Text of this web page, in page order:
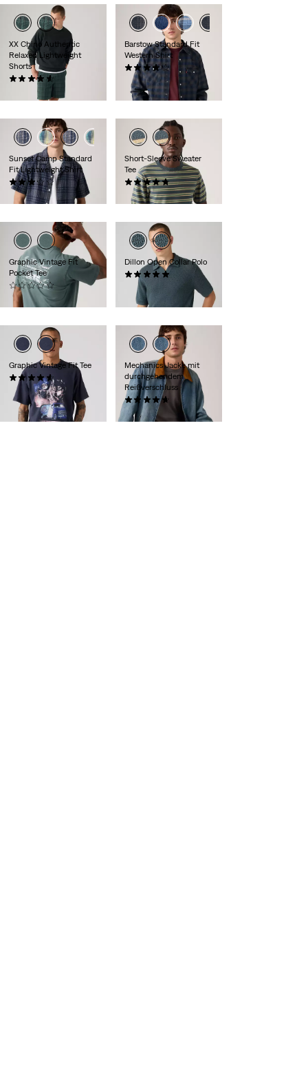
XX Chino Authentic
Relaxed Lightweight
Shorts
(51)
59,95 €
Barstow Standard Fit
Western Shirt
(344)
79,95 €
Sunset Camp Standard
Fit Lightweight Shirt
(5)
54,95 €
Short-Sleeve Sweater
Tee
(9)
64,95 €
Graphic Vintage Fit
Pocket Tee
44,95 €
Dillon Open Collar Polo
64,95 €
Graphic Vintage Fit Tee
34,95 €
Mechanics Jacke mit
durchgehendem
Reißverschluss
(16)
139,95 €